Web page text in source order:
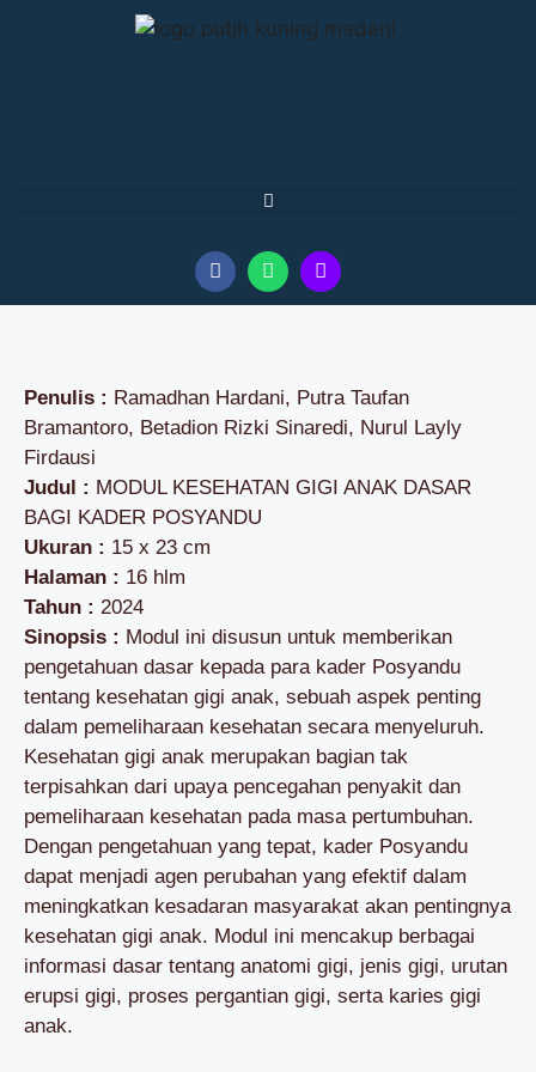
Penulis : Ramadhan Hardani, Putra Taufan
Bramantoro, Betadion Rizki Sinaredi, Nurul Layly
Firdausi
Judul : MODUL KESEHATAN GIGI ANAK DASAR
BAGI KADER POSYANDU
Ukuran : 15 x 23 cm
Halaman : 16 hlm
Tahun : 2024
Sinopsis : Modul ini disusun untuk memberikan
pengetahuan dasar kepada para kader Posyandu
tentang kesehatan gigi anak, sebuah aspek penting
dalam pemeliharaan kesehatan secara menyeluruh.
Kesehatan gigi anak merupakan bagian tak
terpisahkan dari upaya pencegahan penyakit dan
pemeliharaan kesehatan pada masa pertumbuhan.
Dengan pengetahuan yang tepat, kader Posyandu
dapat menjadi agen perubahan yang efektif dalam
meningkatkan kesadaran masyarakat akan pentingnya
kesehatan gigi anak. Modul ini mencakup berbagai
informasi dasar tentang anatomi gigi, jenis gigi, urutan
erupsi gigi, proses pergantian gigi, serta karies gigi
anak.